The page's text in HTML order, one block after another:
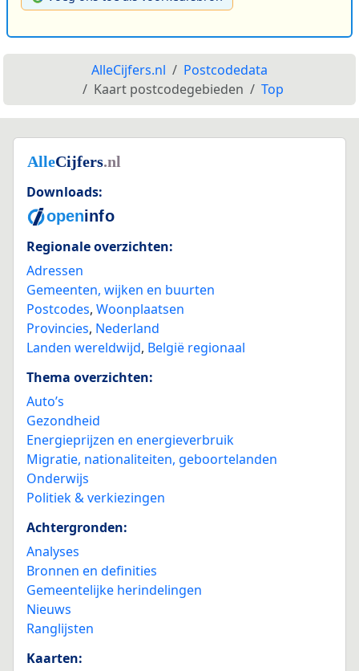
AlleCijfers.nl
Postcodedata
Kaart postcodegebieden
Top
Downloads:
Regionale overzichten:
Adressen
Gemeenten, wijken en buurten
Postcodes, Woonplaatsen
Provincies, Nederland
Landen wereldwijd, België regionaal
Thema overzichten:
Auto’s
Gezondheid
Energieprijzen en energieverbruik
Migratie, nationaliteiten, geboortelanden
Onderwijs
Politiek & verkiezingen
Achtergronden:
Analyses
Bronnen en definities
Gemeentelijke herindelingen
Nieuws
Ranglijsten
Kaarten: